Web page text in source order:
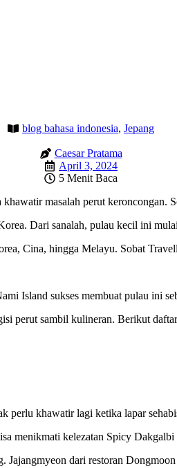
blog bahasa indonesia, Jepang
Caesar Pratama
April 3, 2024
5 Menit Baca
masalah perut keroncongan.
Dari sanalah, pulau kecil ini
Cina, hingga Melayu. Sobat
Island sukses membuat pulau ini
perut sambil kulineran. Berikut
perlu khawatir lagi ketika lapar
menikmati kelezatan Spicy
dari restoran